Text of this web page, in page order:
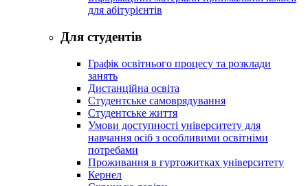
для абітурієнтів
Для студентів
Графік освітнього процесу та розклади
занять
Дистанційна освіта
Студентське самоврядування
Студентське життя
Умови доступності університету для
навчання осіб з особливими освітніми
потребами
Проживання в гуртожитках університету
Кернел